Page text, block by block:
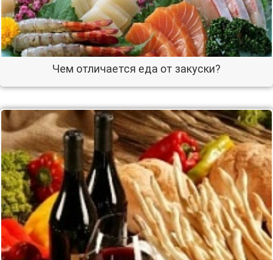
Чем отличается еда от закуски?